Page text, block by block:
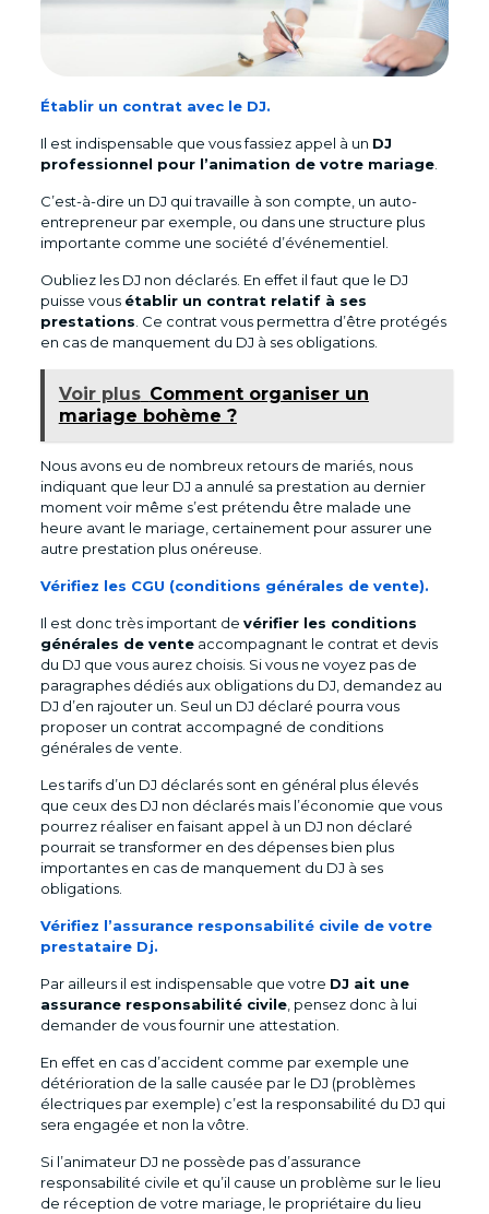
Établir un contrat avec le DJ.
Il est indispensable que vous fassiez appel à un DJ
professionnel pour l’animation de votre mariage.
C’est-à-dire un DJ qui travaille à son compte, un auto-
entrepreneur par exemple, ou dans une structure plus
importante comme une société d’événementiel.
Oubliez les DJ non déclarés. En effet il faut que le DJ
puisse vous établir un contrat relatif à ses
prestations. Ce contrat vous permettra d’être protégés
en cas de manquement du DJ à ses obligations.
Voir plus Comment organiser un
mariage bohème ?
Nous avons eu de nombreux retours de mariés, nous
indiquant que leur DJ a annulé sa prestation au dernier
moment voir même s’est prétendu être malade une
heure avant le mariage, certainement pour assurer une
autre prestation plus onéreuse.
Vérifiez les CGU (conditions générales de vente).
Il est donc très important de vérifier les conditions
générales de venteaccompagnant le contrat et devis
du DJ que vous aurez choisis. Si vous ne voyez pas de
paragraphes dédiés aux obligations du DJ, demandez au
DJ d’en rajouter un. Seul un DJ déclaré pourra vous
proposer un contrat accompagné de conditions
générales de vente.
Les tarifs d’un DJ déclarés sont en général plus élevés
que ceux des DJ non déclarés mais l’économie que vous
pourrez réaliser en faisant appel à un DJ non déclaré
pourrait se transformer en des dépenses bien plus
importantes en cas de manquement du DJ à ses
obligations.
Vérifiez l’assurance responsabilité civile de votre
prestataire Dj.
Par ailleurs il est indispensable que votre DJ ait une
assurance responsabilité civile, pensez donc à lui
demander de vous fournir une attestation.
En effet en cas d’accident comme par exemple une
détérioration de la salle causée par le DJ (problèmes
électriques par exemple) c’est la responsabilité du DJ qui
sera engagée et non la vôtre.
Si l’animateur DJ ne possède pas d’assurance
responsabilité civile et qu’il cause un problème sur le lieu
de réception de votre mariage, le propriétaire du lieu